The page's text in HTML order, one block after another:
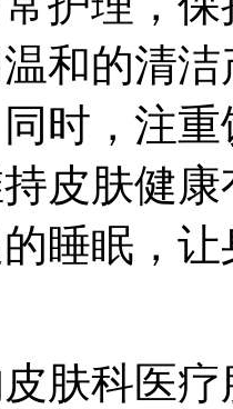
和的清
时，注
皮肤健
睡眠，
肤科医